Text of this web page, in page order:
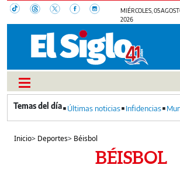
MIÉRCOLES, 05
2026
Últimas noticias Infidencias
Inicio> Deportes> Béisbol
BÉISBOL